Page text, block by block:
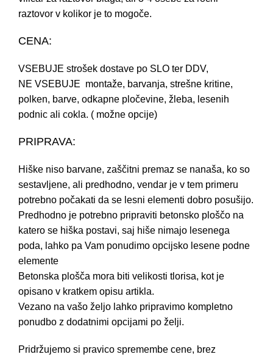
raztovor v kolikor je to mogoče.
CENA:
VSEBUJE strošek dostave po SLO ter DDV,
NE VSEBUJE montaže, barvanja, strešne kritine,
polken, barve, odkapne pločevine, žleba, lesenih
podnic ali cokla. ( možne opcije)
PRIPRAVA:
Hiške niso barvane, zaščitni premaz se nanaša, ko so
sestavljene, ali predhodno, vendar je v tem primeru
potrebno počakati da se lesni elementi dobro posušijo.
Predhodno je potrebno pripraviti betonsko ploščo na
katero se hiška postavi, saj hiše nimajo lesenega
poda, lahko pa Vam ponudimo opcijsko lesene podne
elemente
Betonska plošča mora biti velikosti tlorisa, kot je
opisano v kratkem opisu artikla.
Vezano na vašo željo lahko pripravimo kompletno
ponudbo z dodatnimi opcijami po želji.
Pridržujemo si pravico spremembe cene, brez